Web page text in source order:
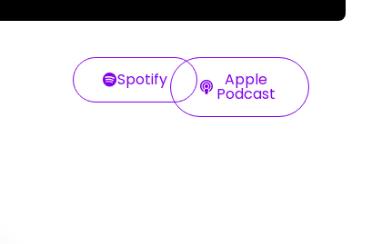
Spotify Apple
Podcast